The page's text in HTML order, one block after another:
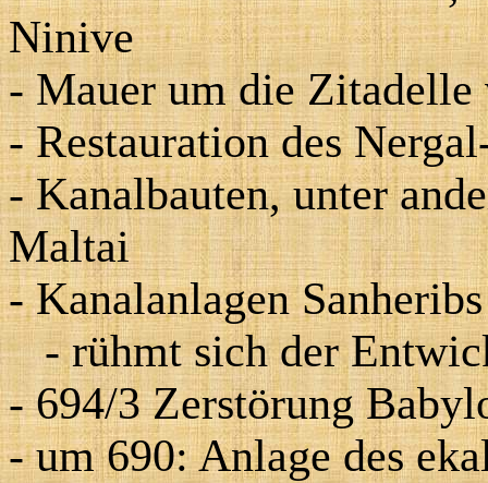
Ninive
- Mauer um die
- Restauration des
- Kanalbauten, unter
Maltai
- Kanalanlagen
- rühmt sich der
- 694/3 Zerstörung
- um 690: Anlage des